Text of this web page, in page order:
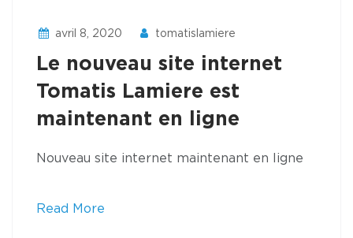
avril 8, 2020 tomatislamiere
Le nouveau site internet
Tomatis Lamiere est
maintenant en ligne
Nouveau site internet maintenant en ligne
Read More